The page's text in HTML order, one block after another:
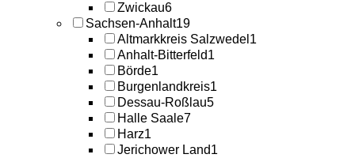
Zwickau6
Sachsen-Anhalt19
Altmarkkreis Salzwedel 1
Anhalt-Bitterfeld1
Börde1
Burgenlandkreis1
Dessau-Roßlau5
Halle Saale7
Harz1
Jerichower Land1